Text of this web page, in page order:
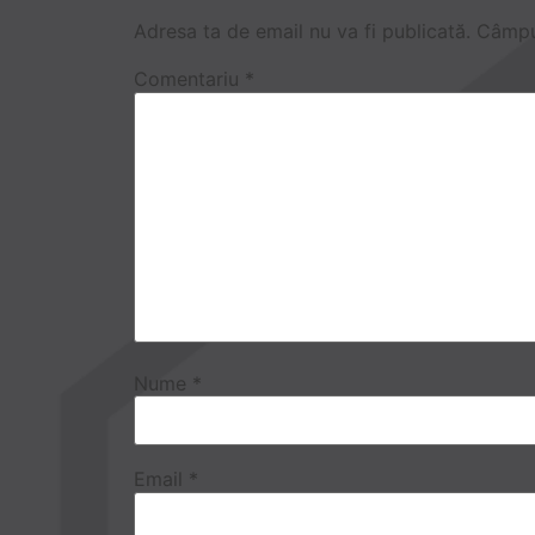
Adresa ta de email nu va fi publicată.
Comentariu *
Nume *
Email *